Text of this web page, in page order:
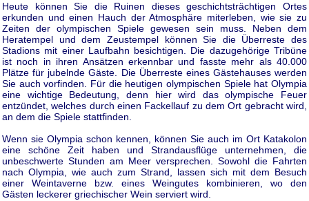
Heute können Sie die Ruinen dieses geschichtsträchtigen Ortes
erkunden und einen Hauch der Atmosphäre miterleben, wie sie zu
Zeiten der olympischen Spiele gewesen sein muss. Neben dem
Heratempel und dem Zeustempel können Sie die Überreste des
Stadions mit einer Laufbahn besichtigen. Die dazugehörige Tribüne
ist noch in ihren Ansätzen erkennbar und fasste mehr als 40.000
Plätze für jubelnde Gäste. Die Überreste eines Gästehauses werden
Sie auch vorfinden. Für die heutigen olympischen Spiele hat Olympia
eine wichtige Bedeutung, denn hier wird das olympische Feuer
entzündet, welches durch einen Fackellauf zu dem Ort gebracht wird,
an dem die Spiele stattfinden.
Wenn sie Olympia schon kennen, können Sie auch im Ort Katakolon
eine schöne Zeit haben und Strandausflüge unternehmen, die
unbeschwerte Stunden am Meer versprechen. Sowohl die Fahrten
nach Olympia, wie auch zum Strand, lassen sich mit dem Besuch
einer Weintaverne bzw. eines Weingutes kombinieren, wo den
Gästen leckerer griechischer Wein serviert wird.